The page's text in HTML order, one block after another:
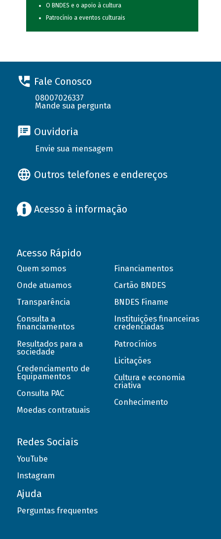
O BNDES e o apoio à cultura
Patrocínio a eventos culturais
Fale Conosco
08007026337
Mande sua pergunta
Ouvidoria
Envie sua mensagem
Outros telefones e endereços
Acesso à informação
Acesso Rápido
Quem somos
Onde atuamos
Transparência
Consulta a
financiamentos
Resultados para a
sociedade
Credenciamento de
Equipamentos
Consulta PAC
Moedas contratuais
Financiamentos
Cartão BNDES
BNDES Finame
Instituições financeiras
credenciadas
Patrocínios
Licitações
Cultura e economia
criativa
Conhecimento
Redes Sociais
YouTube
Instagram
Ajuda
Perguntas frequentes